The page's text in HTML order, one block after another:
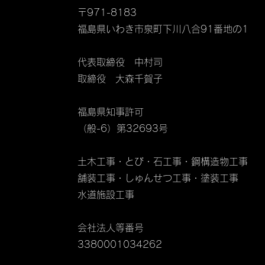
〒971-8183
福島県いわき市泉町下川八合91番地の1
​代表取締役 中村司
取締役 大森千賀子​
​福島県知事許可
（般-6）第32693号
土木工事・とび・石工事・鋼構造物工事
舗装工事・しゅんせつ工事・塗装工事
​水道施設工事
会社法人等番号
3380001034262